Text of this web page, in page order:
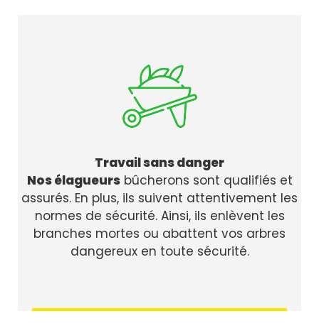
Travail sans danger
Nos élagueursbûcherons sont qualifiés et
assurés. En plus, ils suivent attentivement les
normes de sécurité. Ainsi, ils enlèvent les
branches mortes ou abattent vos arbres
dangereux en toute sécurité.